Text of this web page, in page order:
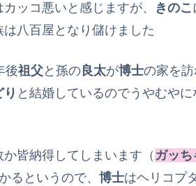
ッコ悪いと感じますが、 きのこ
八百屋となり儲けました
後祖父と孫の良太が博士の家を
り と結婚しているのでうやむやに
皆納得してしまいます（ ガッち
るというので、 博士はヘリコプ